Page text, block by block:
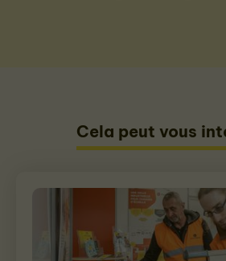
Cela peut vous